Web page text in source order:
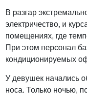
В разгар
электричество, и
помещениях, где
При этом персонал
кондиционируемых
У девушек начались
носа. Только ночью,